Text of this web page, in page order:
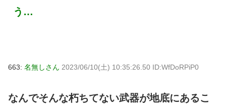
う…
663: 名無しさん 2023/06/10(土) 10:35:26.50 ID:WfDoRPiP0
なんでそんな朽ちてない武器が地底にあるこ